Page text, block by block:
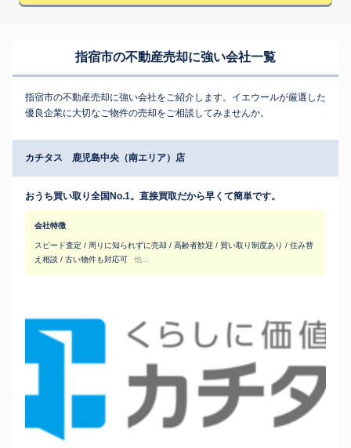
指宿市の不動産売却に強い会社一覧
指宿市の不動産売却に強い会社をご紹介します。イエウールが厳選した
優良企業に大切なご物件の売却をご相談してみませんか。
カチタス 鹿児島中央（南エリア）店
おうち買い取り全国No.1。直接買取だから早くて簡単です。
会社特徴
スピード査定 / 周りに知られずに売却 / 高齢者歓迎 / 買い取り制度あり / 住み替
え相談 / 古い物件も対応可
他...